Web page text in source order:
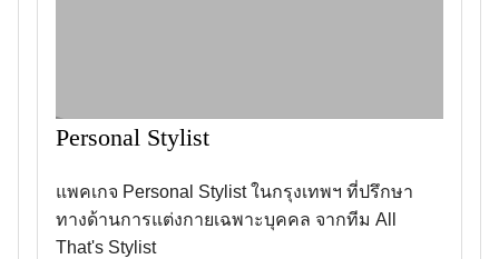
Personal Stylist
แพคเกจ Personal Stylist ในกรุงเทพฯ ที่ปรึกษา
ทางด้านการแต่งกายเฉพาะบุคคล จากทีม All
That's Stylist